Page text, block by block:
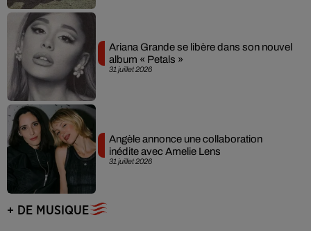
31 juillet 2026
Ariana Grande se libère dans son nouvel
album « Petals »
31 juillet 2026
Angèle annonce une collaboration
inédite avec Amelie Lens
+ DE MUSIQUE